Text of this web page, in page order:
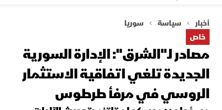
أخبار سياسة
سوريا
خاص
مصادر لـ"الشرق": الإدارة السورية
الجديدة تلغي اتفاقية الاستثمار
الروسي في مرفأ طرطوس